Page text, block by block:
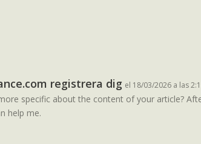
registrera dig el 18/03/2026 a las
specific about the content of your article?
help me.